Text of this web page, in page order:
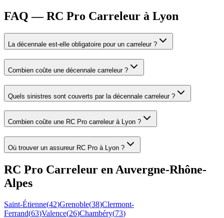
FAQ — RC Pro Carreleur à Lyon
La décennale est-elle obligatoire pour un carreleur ?
Combien coûte une décennale carreleur ?
Quels sinistres sont couverts par la décennale carreleur ?
Combien coûte une RC Pro carreleur à Lyon ?
Où trouver un assureur RC Pro à Lyon ?
RC Pro Carreleur en Auvergne-Rhône-
Alpes
Saint-Étienne(42)Grenoble(38)Clermont-
Ferrand(63)Valence(26)Chambéry(73)